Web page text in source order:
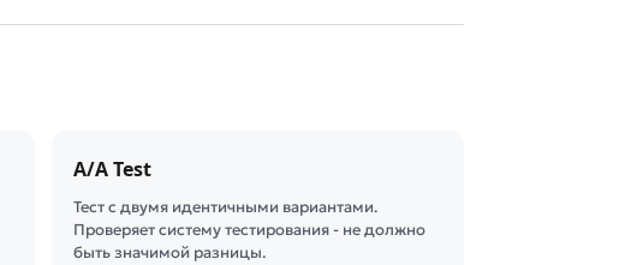
A/A Test
Тест с двумя идентичными вариантами.
Проверяет систему тестирования - не должно
быть значимой разницы.